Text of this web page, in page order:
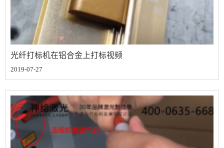
光纤打标机在铝合金上打标视频
2019-07-27